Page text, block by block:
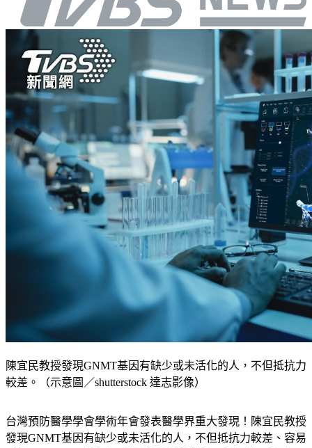
陳宜民教授發現GNMT基因有缺少或未活化的人，不但抵抗力
台灣預防醫學學會學術年會發表醫學界重大發現！陳宜民教授